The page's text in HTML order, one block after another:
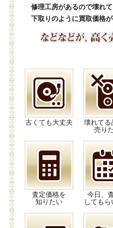
修理工房があるので壊れて
下取りのように買取価格が
古くても大丈夫
壊れてる
売り
査定価格を
知りたい
今日、
しても